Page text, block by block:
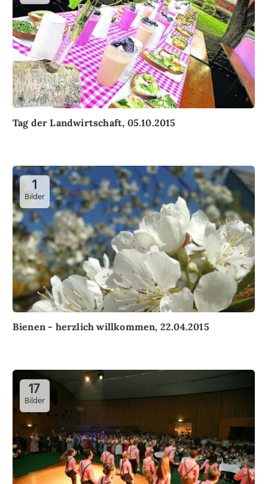
Tag der Landwirtschaft, 05.10.2015
1
Bilder
Bienen - herzlich willkommen, 22.04.2015
17
Bilder